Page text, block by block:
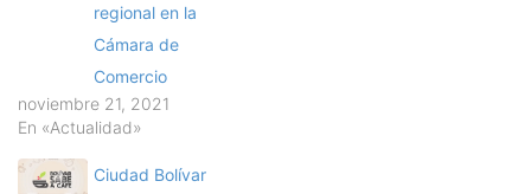
regional en la
Cámara de
Comercio
noviembre 21, 2021
En «Actualidad»
Ciudad Bolívar